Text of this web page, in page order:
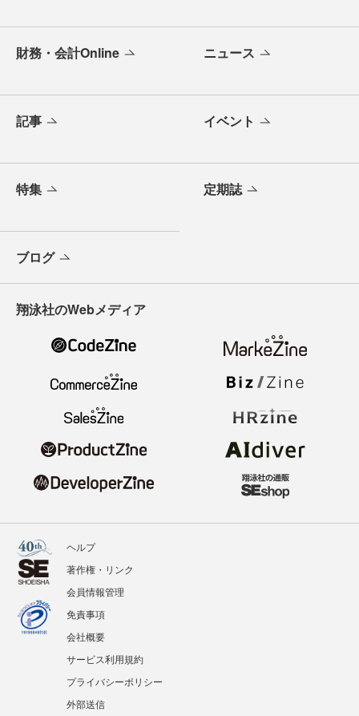
財務・会計Online ニュース
記事 イベント
特集 定期誌
ブログ
翔泳社のWebメディア
ヘルプ
著作権・リンク
会員情報管理
免責事項
会社概要
サービス利用規約
プライバシーポリシー
外部送信